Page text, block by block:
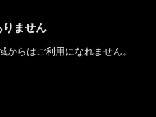
りません
からはご利用になれません。